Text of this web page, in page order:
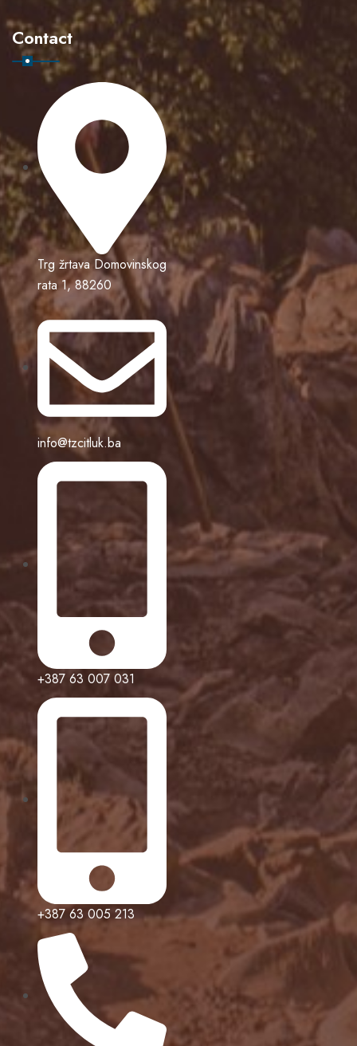
Contact
Trg žrtava Domovinskog
rata 1, 88260
info@tzcitluk.ba
+387 63 007 031
+387 63 005 213